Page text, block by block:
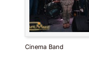
Cinema Band